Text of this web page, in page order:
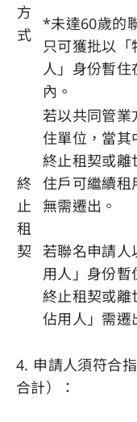
方
式
*未達60歲的
只可獲批以「
人」身份暫
內。
終
止
租
契
若以共同管業
住單位，當其
終止租契或離
住戶可繼續租
無需遷出。
若聯名申請人
用人」身份暫
終止租契或離
佔用人」需遷
4. 申請人須符合
合計）：